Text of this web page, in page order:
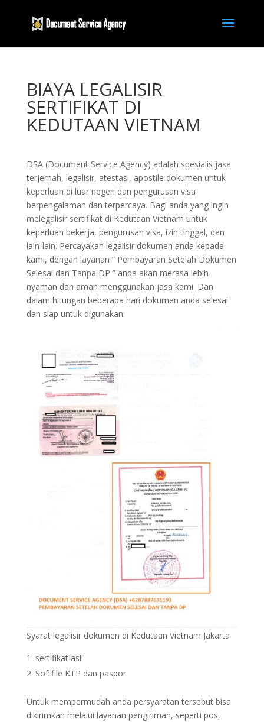
BIAYA LEGALISIR
SERTIFIKAT DI
KEDUTAAN VIETNAM
DSA (Document Service Agency) adalah spesialis jasa
terjemah, legalisir, atestasi, apostile dokumen untuk
keperluan di luar negeri dan pengurusan visa
berpengalaman dan terpercaya. Bagi anda yang ingin
melegalisir sertifikat di Kedutaan Vietnam untuk
keperluan bekerja, pengurusan visa, izin tinggal, dan
lain-lain. Percayakan legalisir dokumen anda kepada
kami, dengan layanan ” Pembayaran Setelah Dokumen
Selesai dan Tanpa DP ” anda akan merasa lebih
nyaman dan aman menggunakan jasa kami. Dan
dalam hitungan beberapa hari dokumen anda selesai
dan siap untuk digunakan.
Syarat legalisir dokumen di Kedutaan Vietnam Jakarta
sertifikat asli
Softfile KTP dan paspor
Untuk mempermudah anda persyaratan tersebut bisa
dikirimkan melalui layanan pengiriman, seperti pos,